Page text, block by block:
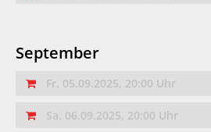
September
Fr. 05.09.2025, 20:00 Uhr
Sa. 06.09.2025, 20:00 Uhr